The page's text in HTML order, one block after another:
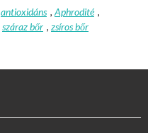
antioxidáns , Aphrodité ,
száraz bőr , zsíros bőr